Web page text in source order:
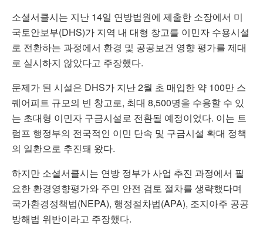
소셜서클시는 지난 14일 연방법원에 제출한 소장에서 미
국토안보부(DHS)가 지역 내 대형 창고를 이민자 수용시설
로 전환하는 과정에서 환경 및 공공보건 영향 평가를 제대
로 실시하지 않았다고 주장했다.
문제가 된 시설은 DHS가 지난 2월 초 매입한 약 100만 스
퀘어피트 규모의 빈 창고로, 최대 8,500명을 수용할 수 있
는 초대형 이민자 구금시설로 전환될 예정이었다. 이는 트
럼프 행정부의 전국적인 이민 단속 및 구금시설 확대 정책
의 일환으로 추진돼 왔다.
하지만 소셜서클시는 연방 정부가 사업 추진 과정에서 필
요한 환경영향평가와 주민 안전 검토 절차를 생략했다며
국가환경정책법(NEPA), 행정절차법(APA), 조지아주 공공
방해법 위반이라고 주장했다.